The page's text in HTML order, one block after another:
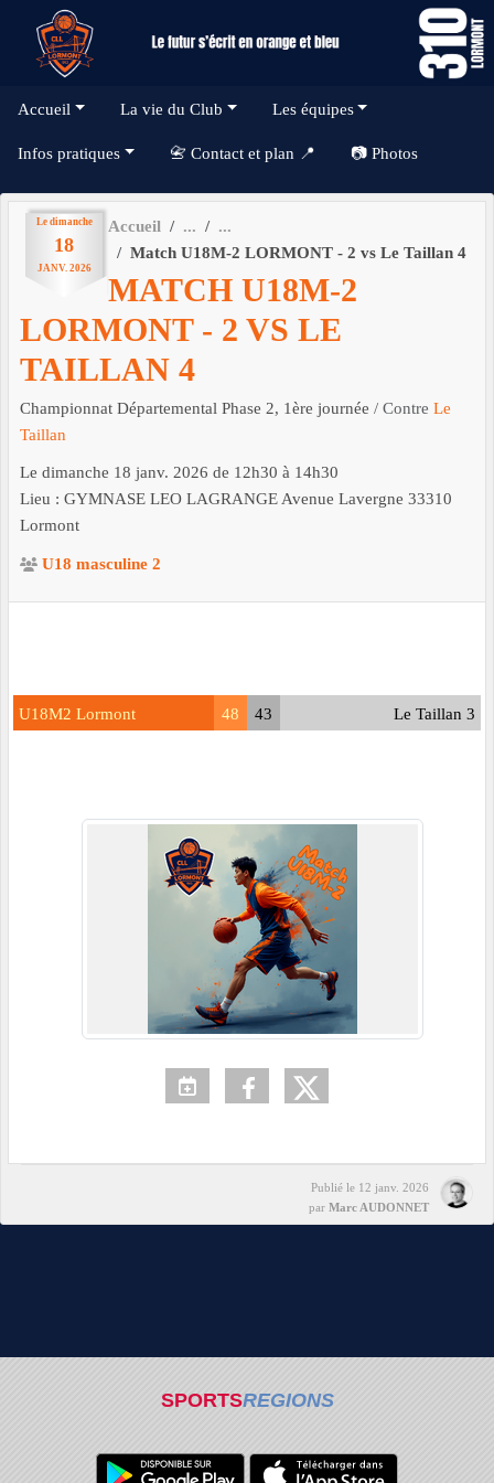
Accueil La vie du Club Les équipes
Infos pratiques 📇 Contact et plan 📍 📷 Photos
Le dimanche
18
JANV. 2026
Accueil
Match U18M-2 LORMONT - 2 vs Le Taillan 4
MATCH U18M-2
LORMONT - 2 VS LE
TAILLAN 4
Championnat Départemental Phase 2, 1ère journée / Contre Le
Taillan
Le dimanche 18 janv. 2026 de 12h30 à 14h30
Lieu : GYMNASE LEO LAGRANGE Avenue Lavergne 33310
Lormont
U18 masculine 2
U18M2 Lormont 48 43 Le Taillan 3
Publié le 12 janv. 2026
par Marc AUDONNET
SPORTSREGIONS
Panneau de gestion des cookies